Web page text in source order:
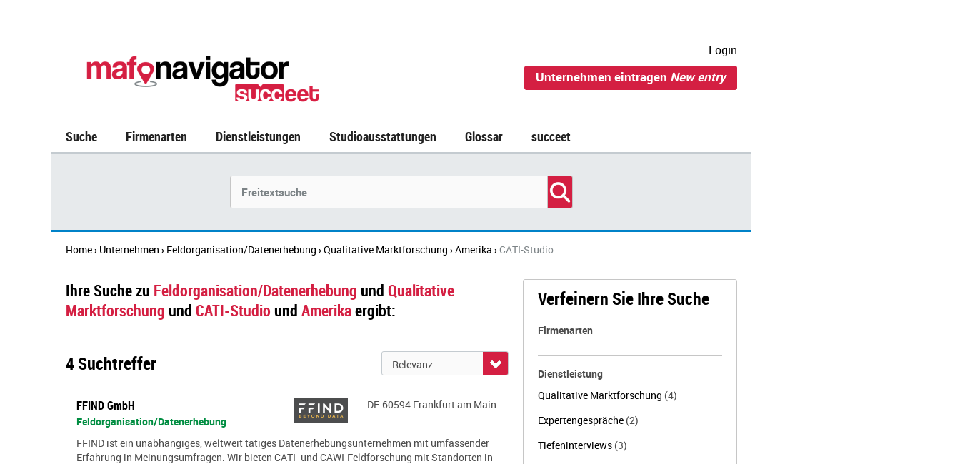
Login
Unternehmen eintragen New entry
Suche Firmenarten Dienstleistungen Studioausstattungen Glossar succeet
Home› Unternehmen › Feldorganisation/Datenerhebung ›Qualitative Marktforschung ›Amerika ›CATI-Studio
Ihre Suche zu Feldorganisation/Datenerhebung und Qualitative
Marktforschung und CATI-Studio und Amerikaergibt:
4 Suchtreffer
FFIND GmbH
Feldorganisation/Datenerhebung
DE-60594 Frankfurt am Main
FFIND ist ein unabhängiges, weltweit tätiges Datenerhebungsunternehmen mit umfassender
Erfahrung in Meinungsumfragen. Wir bieten CATI- und CAWI-Feldforschung mit Standorten in
Verfeinern Sie Ihre Suche
Firmenarten
Dienstleistung
Qualitative Marktforschung (4)
Expertengespräche (2)
Tiefeninterviews (3)